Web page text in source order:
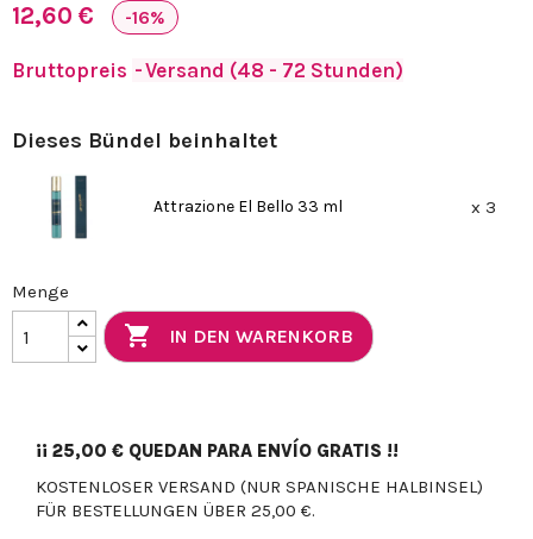
12,60 € -16%
Bruttopreis Versand (48 - 72 Stunden)
Dieses Bündel beinhaltet
Attrazione El Bello 33 ml x 3
Menge
 IN DEN WARENKORB
¡¡ 25,00 € QUEDAN PARA ENVÍO GRATIS !!
KOSTENLOSER VERSAND (NUR SPANISCHE HALBINSEL)
FÜR BESTELLUNGEN ÜBER 25,00 €.